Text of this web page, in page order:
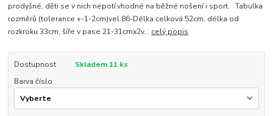
prodyšné, děti se v nich nepotí.vhodné na běžné nošení i sport. Tabulka
rozměrů (tolerance +-1-2cm)vel.86-Délka celková 52cm, délka od
rozkroku 33cm, šíře v pase 21-31cmx2v... celý popis
Dostupnost
Skladem 11 ks
Barva číslo